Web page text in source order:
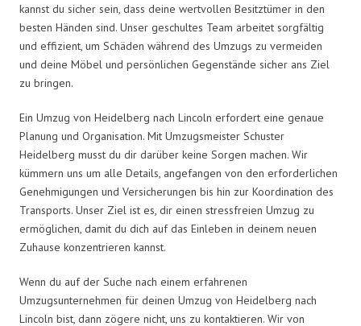
kannst du sicher sein, dass deine wertvollen Besitztümer in den
besten Händen sind. Unser geschultes Team arbeitet sorgfältig
und effizient, um Schäden während des Umzugs zu vermeiden
und deine Möbel und persönlichen Gegenstände sicher ans Ziel
zu bringen.
Ein Umzug von Heidelberg nach Lincoln erfordert eine genaue
Planung und Organisation. Mit Umzugsmeister Schuster
Heidelberg musst du dir darüber keine Sorgen machen. Wir
kümmern uns um alle Details, angefangen von den erforderlichen
Genehmigungen und Versicherungen bis hin zur Koordination des
Transports. Unser Ziel ist es, dir einen stressfreien Umzug zu
ermöglichen, damit du dich auf das Einleben in deinem neuen
Zuhause konzentrieren kannst.
Wenn du auf der Suche nach einem erfahrenen
Umzugsunternehmen für deinen Umzug von Heidelberg nach
Lincoln bist, dann zögere nicht, uns zu kontaktieren. Wir von